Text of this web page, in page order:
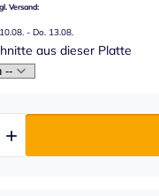
aus dieser Platte
- Do. 13.08.